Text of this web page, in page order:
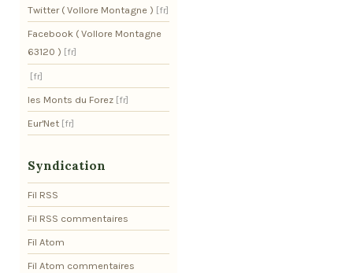
Twitter ( Vollore Montagne )
Facebook ( Vollore Montagne
63120 )
les Monts du Forez
Eur'Net
Syndication
Fil RSS
Fil RSS commentaires
Fil Atom
Fil Atom commentaires